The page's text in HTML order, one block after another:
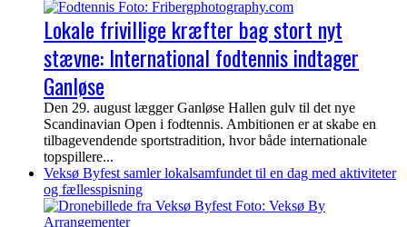
Lokale frivillige kræfter bag stort nyt
stævne: International fodtennis indtager
Ganløse
Den 29. august lægger Ganløse Hallen gulv til det nye
Scandinavian Open i fodtennis. Ambitionen er at skabe en
tilbagevendende sportstradition, hvor både internationale
topspillere...
Veksø Byfest samler lokalsamfundet til en dag med aktiviteter
og fællesspisning